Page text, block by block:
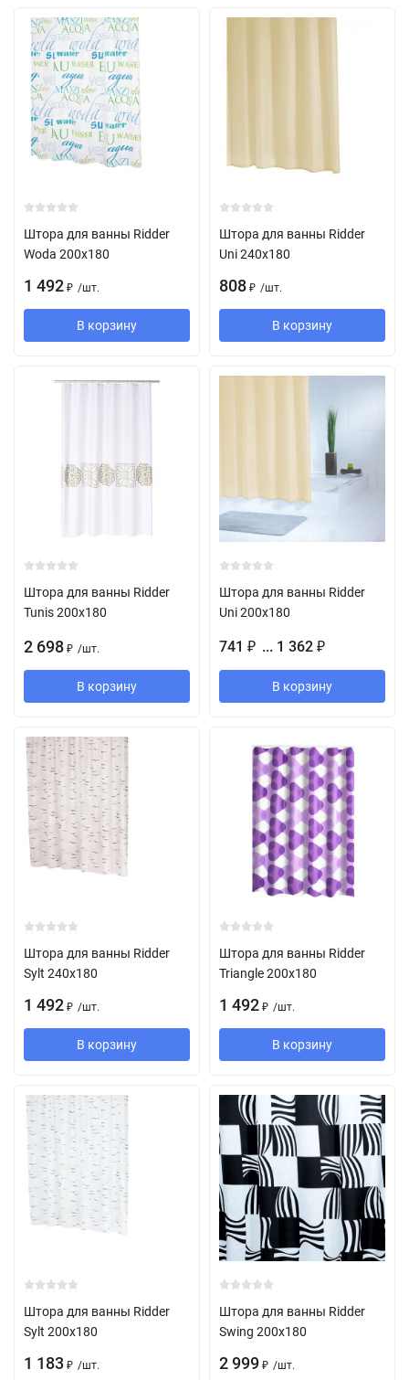
Штора для ванны Ridder
Woda 200х180
1 492 ₽ /шт.
В корзину
Штора для ванны Ridder
Uni 240х180
808 ₽ /шт.
В корзину
Штора для ванны Ridder
Tunis 200х180
2 698 ₽ /шт.
В корзину
Штора для ванны Ridder
Uni 200х180
741 ₽ ... 1 362 ₽
В корзину
Штора для ванны Ridder
Sylt 240х180
1 492 ₽ /шт.
В корзину
Штора для ванны Ridder
Triangle 200х180
1 492 ₽ /шт.
В корзину
Штора для ванны Ridder
Sylt 200х180
1 183 ₽ /шт.
Штора для ванны Ridder
Swing 200х180
2 999 ₽ /шт.